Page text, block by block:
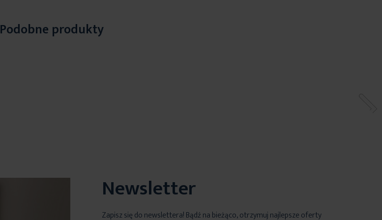
Podobne produkty
Newsletter
Zapisz się do newslettera! Bądź na bieżąco, otrzymuj najlepsze oferty